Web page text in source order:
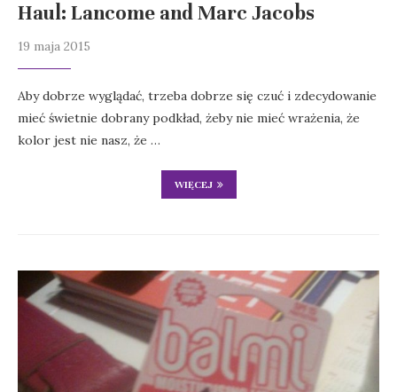
Haul: Lancome and Marc Jacobs
19 maja 2015
Aby dobrze wyglądać, trzeba dobrze się czuć i zdecydowanie
mieć świetnie dobrany podkład, żeby nie mieć wrażenia, że
kolor jest nie nasz, że …
WIĘCEJ